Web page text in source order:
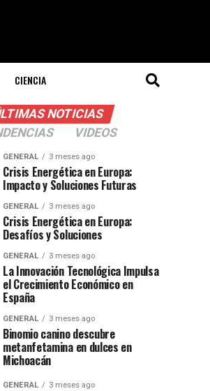
CIENCIA
NOTICIAS
VIDEOS
GENERAL 3 meses ago
Crisis Energética en Europa:
Impacto y Soluciones Futuras
GENERAL 3 meses ago
Crisis Energética en Europa:
Desafíos y Soluciones
GENERAL 3 meses ago
La Innovación Tecnológica Impulsa
el Crecimiento Económico en
España
GENERAL 3 meses ago
Binomio canino descubre
metanfetamina en dulces en
Michoacán
GENERAL 3 meses ago